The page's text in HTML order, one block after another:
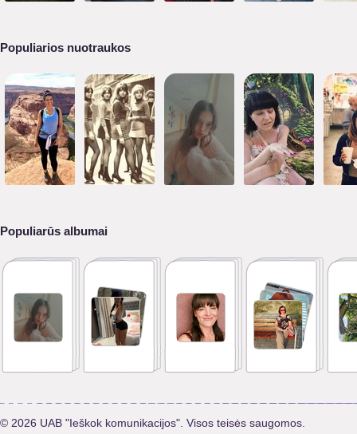
Populiarios nuotraukos
Populiarūs albumai
© 2026 UAB "Ieškok komunikacijos". Visos teisės saugomos.